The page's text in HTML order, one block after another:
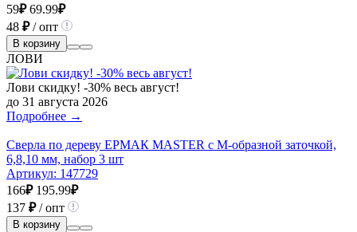
59₽ 69.99₽
48 ₽/ опт
В корзину
ЛОВИ
Лови скидку! -30% весь август!
до 31 августа 2026
Подробнее →
Cверла по дереву ЕРМАК MASTER с М-образной заточкой,
6,8,10 мм, набор 3 шт
Артикул: 147729
166₽ 195.99₽
137 ₽/ опт
В корзину